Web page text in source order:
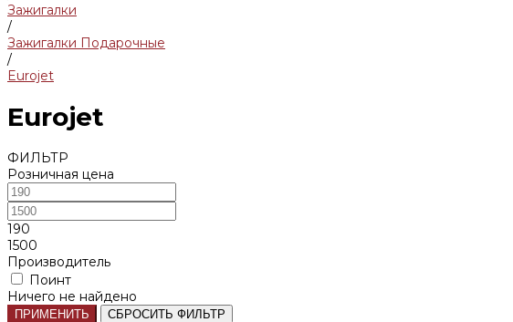
Зажигалки
/
Зажигалки Подарочные
/
Eurojet
Eurojet
ФИЛЬТР
Розничная цена
190
1500
Производитель
Поинт
Ничего не найдено
ПРИМЕНИТЬ СБРОСИТЬ ФИЛЬТР